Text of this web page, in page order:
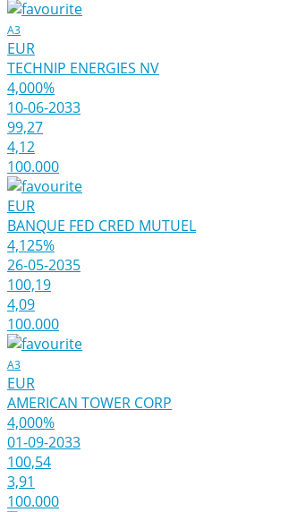
A3
EUR
TECHNIP ENERGIES NV
4,000%
10-06-2033
99,27
4,12
100.000
EUR
BANQUE FED CRED MUTUEL
4,125%
26-05-2035
100,19
4,09
100.000
A3
EUR
AMERICAN TOWER CORP
4,000%
01-09-2033
100,54
3,91
100.000